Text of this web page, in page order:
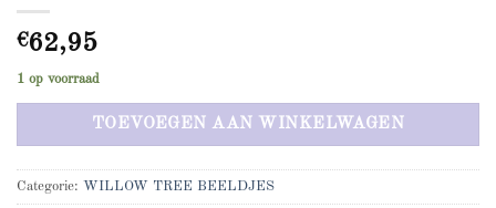
€62,95
1 op voorraad
TOEVOEGEN AAN WINKELWAGEN
Categorie: WILLOW TREE BEELDJES